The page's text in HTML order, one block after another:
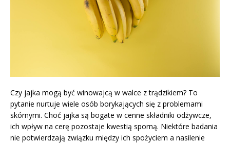
Czy jajka mogą być winowajcą w walce z trądzikiem? To
pytanie nurtuje wiele osób borykających się z problemami
skórnymi. Choć jajka są bogate w cenne składniki odżywcze,
ich wpływ na cerę pozostaje kwestią sporną. Niektóre badania
nie potwierdzają związku między ich spożyciem a nasilenie